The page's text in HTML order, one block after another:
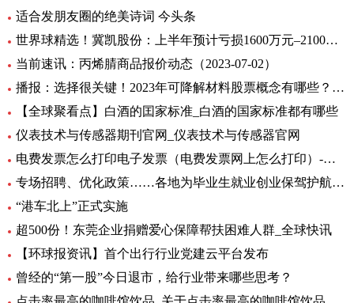
适合发朋友圈的绝美诗词 今头条
世界球精选！冀凯股份：上半年预计亏损1600万元–2100万元
当前速讯：丙烯腈商品报价动态（2023-07-02）
播报：选择很关键！2023年可降解材料股票概念有哪些？（7月2日）
【全球聚看点】白酒的囯家标准_白酒的国家标准都有哪些
仪表技术与传感器期刊官网_仪表技术与传感器官网
电费发票怎么打印电子发票（电费发票网上怎么打印）-环球报资讯
专场招聘、优化政策……各地为毕业生就业创业保驾护航 环球观天下
“港车北上”正式实施
超500份！东莞企业捐赠爱心保障帮扶困难人群_全球快讯
【环球报资讯】首个出行行业党建云平台发布
曾经的“第一股”今日退市，给行业带来哪些思考？